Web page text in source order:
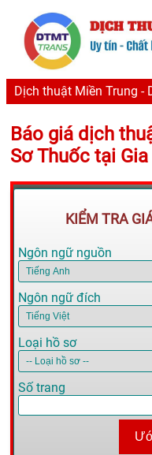
Dịch thuật Miền Trung -
Báo giá dịch
Sơ Thuốc tại
KIỂM TRA
Ngôn ngữ nguồn
Ngôn ngữ đích
Loại hồ sơ
Số trang